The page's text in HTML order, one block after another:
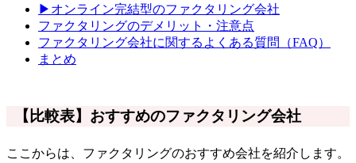
▶オンライン完結型のファクタリング会社
ファクタリングのデメリット・注意点
ファクタリング会社に関するよくある質問（FAQ）
まとめ
【比較表】おすすめのファクタリング会社
ここからは、ファクタリングのおすすめ会社を紹介します。